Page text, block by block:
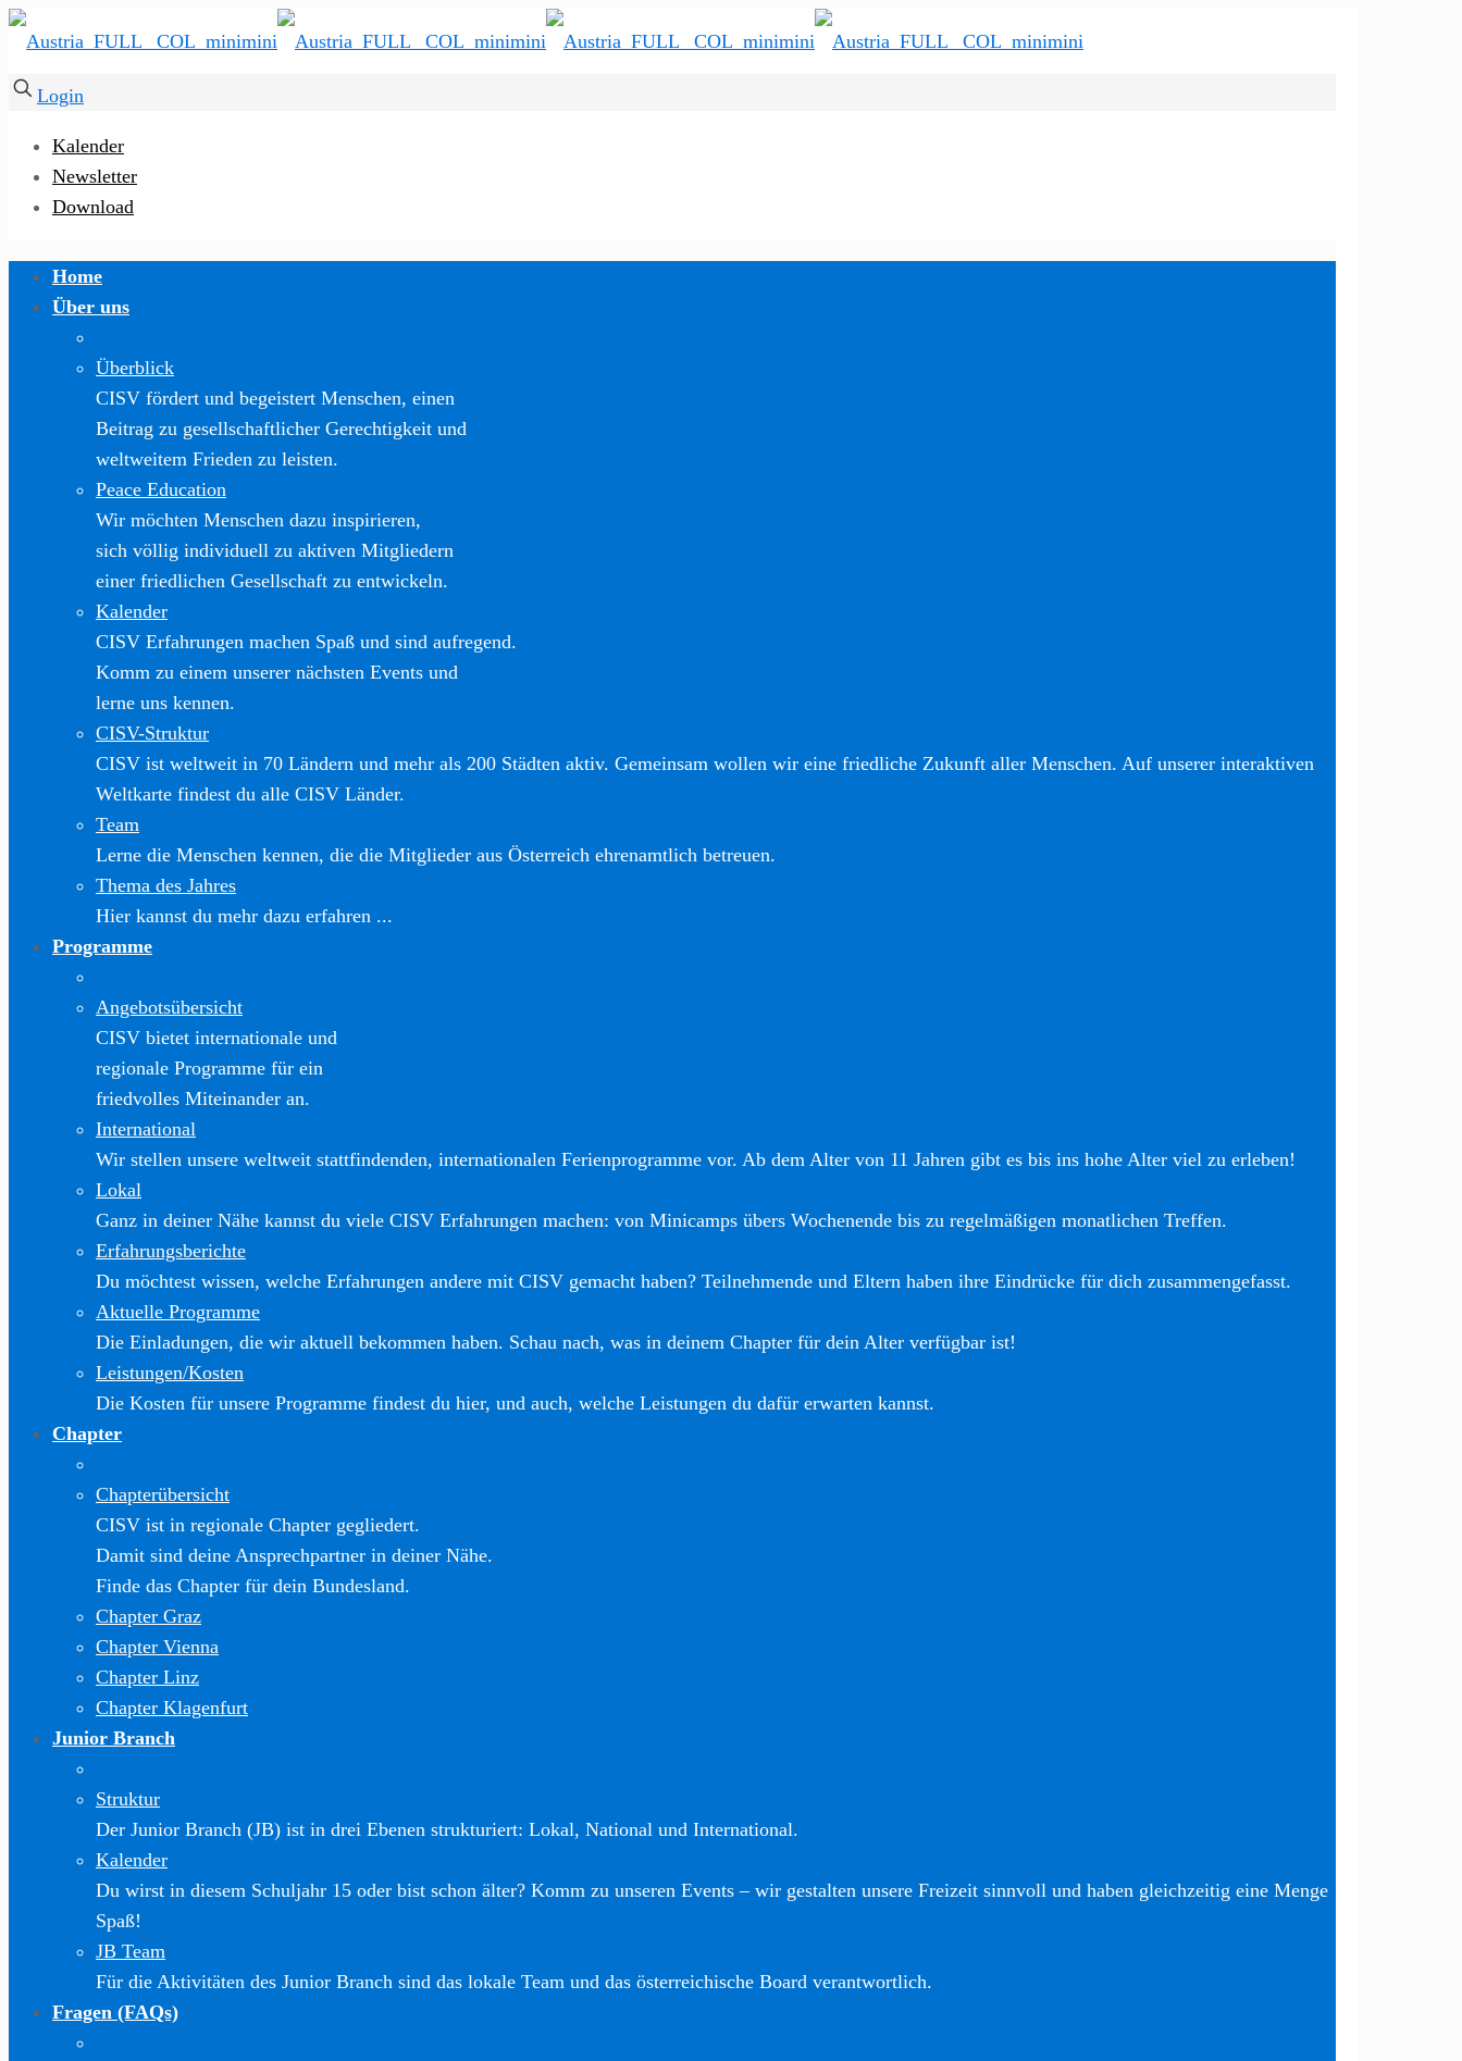
Login
Kalender
Newsletter
Download
Home
Über uns
Überblick
CISV fördert und begeistert Menschen, einen
Beitrag zu gesellschaftlicher Gerechtigkeit und
weltweitem Frieden zu leisten.
Peace Education
Wir möchten Menschen dazu inspirieren,
sich völlig individuell zu aktiven Mitgliedern
einer friedlichen Gesellschaft zu entwickeln.
Kalender
CISV Erfahrungen machen Spaß und sind aufregend.
Komm zu einem unserer nächsten Events und
lerne uns kennen.
CISV-Struktur
CISV ist weltweit in 70 Ländern und mehr als 200 Städten aktiv. Gemeinsam wollen wir eine friedliche Zukunft aller Menschen. Auf unserer interaktiven
Weltkarte findest du alle CISV Länder.
Team
Lerne die Menschen kennen, die die Mitglieder aus Österreich ehrenamtlich betreuen.
Thema des Jahres
Hier kannst du mehr dazu erfahren ...
Programme
Angebotsübersicht
CISV bietet internationale und
regionale Programme für ein
friedvolles Miteinander an.
International
Wir stellen unsere weltweit stattfindenden, internationalen Ferienprogramme vor. Ab dem Alter von 11 Jahren gibt es bis ins hohe Alter viel zu erleben!
Lokal
Ganz in deiner Nähe kannst du viele CISV Erfahrungen machen: von Minicamps übers Wochenende bis zu regelmäßigen monatlichen Treffen.
Erfahrungsberichte
Du möchtest wissen, welche Erfahrungen andere mit CISV gemacht haben? Teilnehmende und Eltern haben ihre Eindrücke für dich zusammengefasst.
Aktuelle Programme
Die Einladungen, die wir aktuell bekommen haben. Schau nach, was in deinem Chapter für dein Alter verfügbar ist!
Leistungen/Kosten
Die Kosten für unsere Programme findest du hier, und auch, welche Leistungen du dafür erwarten kannst.
Chapter
Chapterübersicht
CISV ist in regionale Chapter gegliedert.
Damit sind deine Ansprechpartner in deiner Nähe.
Finde das Chapter für dein Bundesland.
Chapter Graz
Chapter Vienna
Chapter Linz
Chapter Klagenfurt
Junior Branch
Struktur
Der Junior Branch (JB) ist in drei Ebenen strukturiert: Lokal, National und International.
Kalender
Du wirst in diesem Schuljahr 15 oder bist schon älter? Komm zu unseren Events – wir gestalten unsere Freizeit sinnvoll und haben gleichzeitig eine Menge
Spaß!
JB Team
Für die Aktivitäten des Junior Branch sind das lokale Team und das österreichische Board verantwortlich.
Fragen (FAQs)